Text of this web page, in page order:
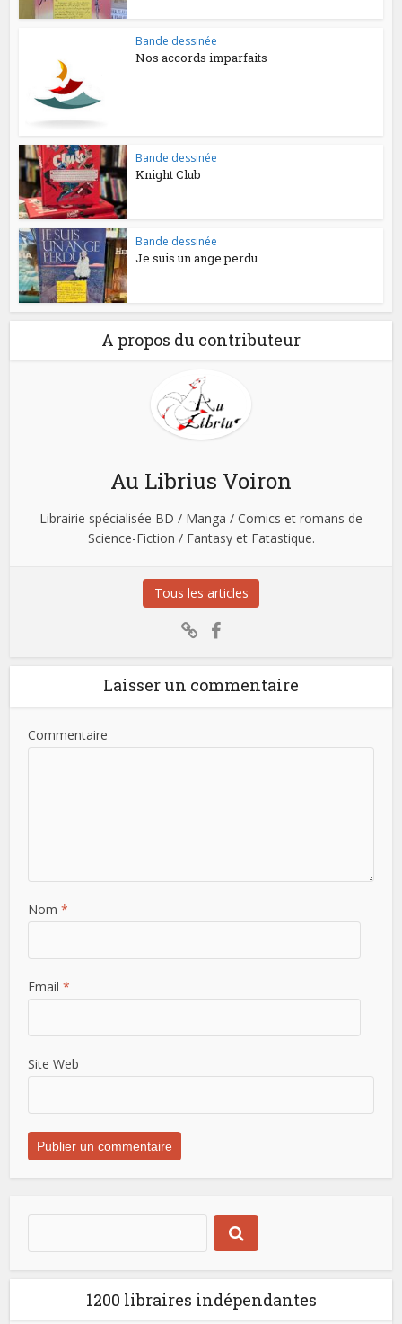
Bande dessinée
Nos accords imparfaits
Bande dessinée
Knight Club
Bande dessinée
Je suis un ange perdu
A propos du contributeur
Au Librius Voiron
Librairie spécialisée BD / Manga / Comics et romans de
Science-Fiction / Fantasy et Fatastique.
Tous les articles
Laisser un commentaire
Commentaire
Nom *
Email *
Site Web
1200 libraires indépendantes